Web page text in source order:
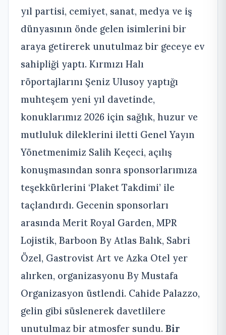
yıl partisi, cemiyet, sanat, medya ve iş
dünyasının önde gelen isimlerini bir
araya getirerek unutulmaz bir geceye ev
sahipliği yaptı. Kırmızı Halı
röportajlarını Şeniz Ulusoy yaptığı
muhteşem yeni yıl davetinde,
konuklarımız 2026 için sağlık, huzur ve
mutluluk dileklerini iletti Genel Yayın
Yönetmenimiz Salih Keçeci, açılış
konuşmasından sonra sponsorlarımıza
teşekkürlerini ‘Plaket Takdimi’ ile
taçlandırdı. Gecenin sponsorları
arasında Merit Royal Garden, MPR
Lojistik, Barboon By Atlas Balık, Sabri
Özel, Gastrovist Art ve Azka Otel yer
alırken, organizasyonu By Mustafa
Organizasyon üstlendi. Cahide Palazzo,
gelin gibi süslenerek davetlilere
unutulmaz bir atmosfer sundu. Bir